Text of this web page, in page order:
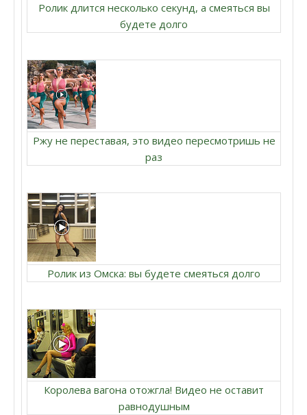
Ролик длится несколько секунд, а смеяться вы
будете долго
Ржу не переставая, это видео пересмотришь не
раз
Ролик из Омска: вы будете смеяться долго
Королева вагона отожгла! Видео не оставит
равнодушным